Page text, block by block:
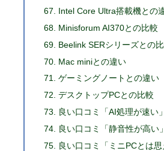
Intel Core Ultra搭載機との
Minisforum AI370との比較
Beelink SERシリーズとの
Mac miniとの違い
ゲーミングノートとの違い
デスクトップPCとの比較
良い口コミ「AI処理が速い」
良い口コミ「静音性が高い」
良い口コミ「ミニPCとは思